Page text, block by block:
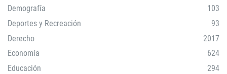
Demografía
103
Deportes y Recreación
93
Derecho
2017
Economía
624
Educación
294